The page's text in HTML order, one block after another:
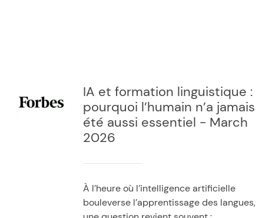
IA et formation linguistique :
pourquoi l’humain n’a jamais
été aussi essentiel - March
2026
À l’heure où l’intelligence artificielle
bouleverse l’apprentissage des langues,